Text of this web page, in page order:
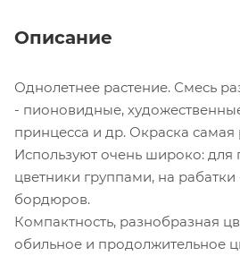
Описание
Однолетнее растение. Смесь
- пионовидные,
принцесса и др. Окраска самая
Используют очень широко: для
цветники группами, на
бордюров.
Компактность, разнобразная
обильное и продолжительное